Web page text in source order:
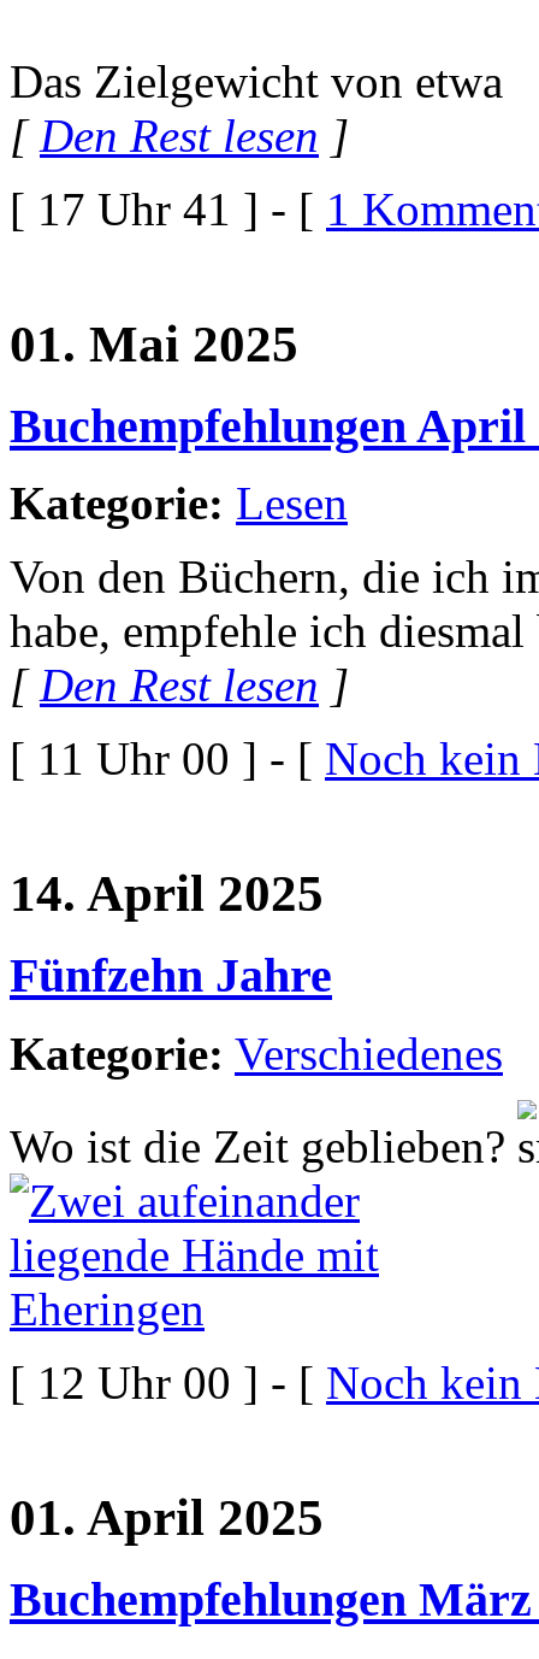
Das Zielgewicht von etwa
[Den Rest lesen ]
[ 17 Uhr 41 ] - [ 1
01. Mai 2025
Buchempfehlungen April
Kategorie: Lesen
Von den Büchern, die ich
habe, empfehle ich diesmal
[Den Rest lesen ]
[ 11 Uhr 00 ] - [ Noch kein
14. April 2025
Fünfzehn Jahre
Kategorie: Verschiedenes
Wo ist die Zeit geblieben?
[ 12 Uhr 00 ] - [ Noch kein
01. April 2025
Buchempfehlungen März